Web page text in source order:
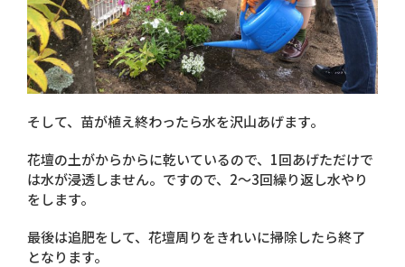
そして、苗が植え終わったら水を沢山あげます。
花壇の土がからからに乾いているので、1回あげただけで
は水が浸透しません。ですので、2～3回繰り返し水やり
をします。
最後は追肥をして、花壇周りをきれいに掃除したら終了
となります。